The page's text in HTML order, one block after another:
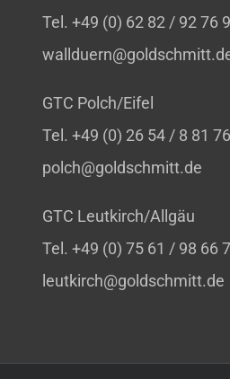
Tel. +49 (0) 62 82 / 92 76
GTC Polch/Eifel
Tel. +49 (0) 26 54 / 8 81
polch@goldschmitt.de
GTC Leutkirch/Allgäu
Tel. +49 (0) 75 61 / 98 66
leutkirch@goldschmitt.de